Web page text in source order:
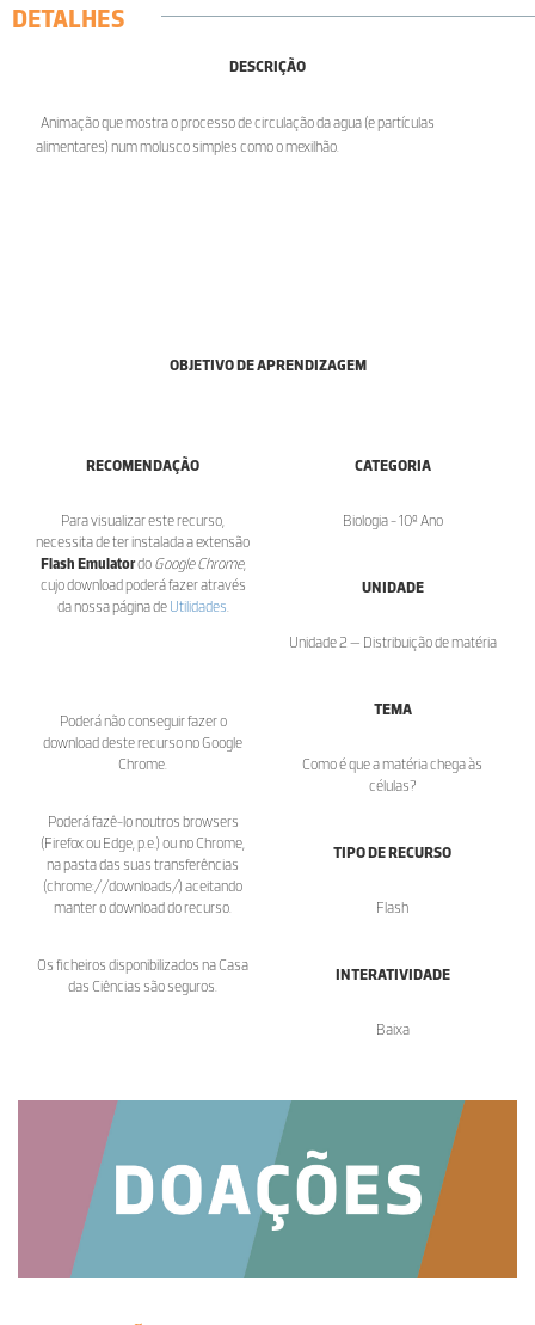
DETALHES
DESCRIÇÃO
Animação que mostra o processo de circulação da agua (e partículas
alimentares) num molusco simples como o mexilhão.
OBJETIVO DE APRENDIZAGEM
RECOMENDAÇÃO
Para visualizar este recurso,
necessita de ter instalada a extensão
Flash Emulatordo Google Chrome,
cujo download poderá fazer através
da nossa página de Utilidades
Poderá não conseguir fazer o
download deste recurso no Google
Chrome.
Poderá fazê-lo noutros browsers
(Firefox ou Edge, p.e.) ou no Chrome,
na pasta das suas transferências
(chrome://downloads/) aceitando
manter o download do recurso.
Os ficheiros disponibilizados na Casa
das Ciências são seguros.
CATEGORIA
Biologia - 10º Ano
UNIDADE
Unidade 2 — Distribuição de matéria
TEMA
Como é que a matéria chega às
células?
TIPO DE RECURSO
Flash
INTERATIVIDADE
Baixa